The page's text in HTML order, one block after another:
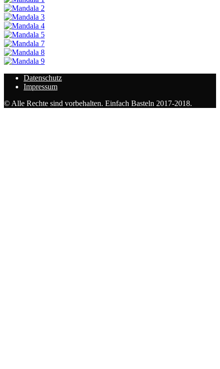
Datenschutz
Impressum
© Alle Rechte sind vorbehalten. Einfach Basteln 2017-2018.